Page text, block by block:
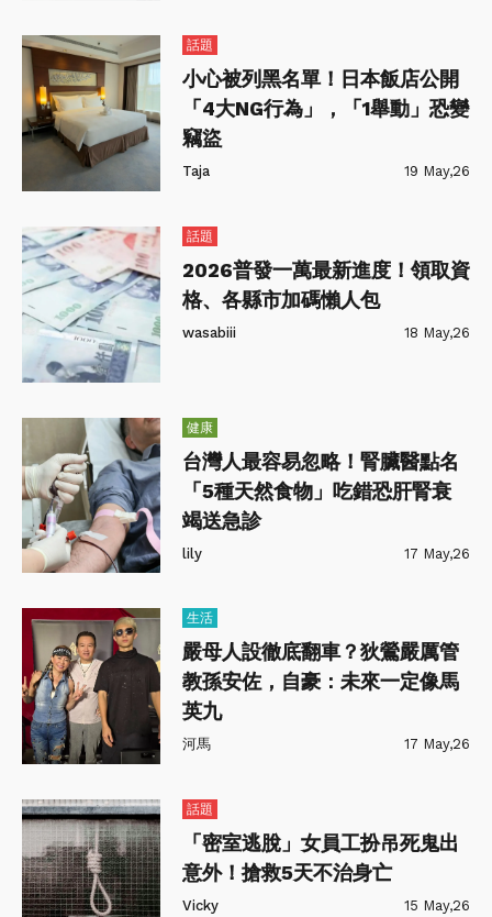
話題
小心被列黑名單！日本飯店公開
「4大NG行為」，「1舉動」恐變
竊盜
Taja 19 May,26
話題
2026普發一萬最新進度！領取資
格、各縣市加碼懶人包
wasabiii 18 May,26
健康
台灣人最容易忽略！腎臟醫點名
「5種天然食物」吃錯恐肝腎衰
竭送急診
lily 17 May,26
生活
嚴母人設徹底翻車？狄鶯嚴厲管
教孫安佐，自豪：未來一定像馬
英九
河馬 17 May,26
話題
「密室逃脫」女員工扮吊死鬼出
意外！搶救5天不治身亡
Vicky 15 May,26